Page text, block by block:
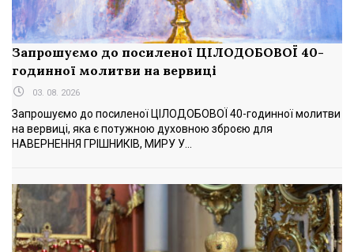
Запрошуємо до посиленої ЦІЛОДОБОВОЇ 40-
годинної молитви на вервиці
03. 08. 2026
Запрошуємо до посиленої ЦІЛОДОБОВОЇ 40-годинної молитви
на вервиці, яка є потужною духовною зброєю для
НАВЕРНЕННЯ ГРІШНИКІВ, МИРУ У...